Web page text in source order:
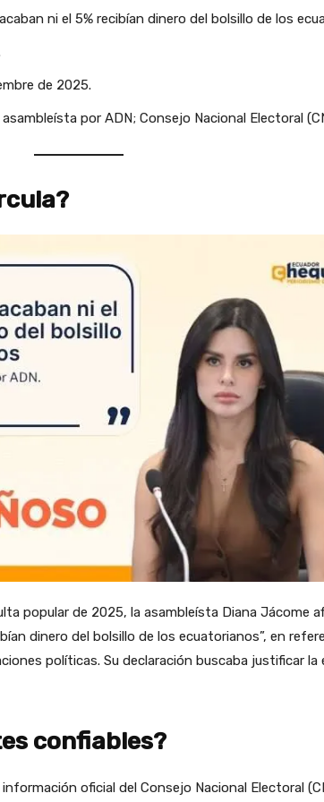
ni el 5% recibían dinero del bolsillo de los
de 2025.
por ADN; Consejo Nacional Electoral
popular de 2025, la asambleísta Diana Jácome
dinero del bolsillo de los ecuatorianos”, en
políticas. Su declaración buscaba justificar la
confiables?
oficial del Consejo Nacional Electoral